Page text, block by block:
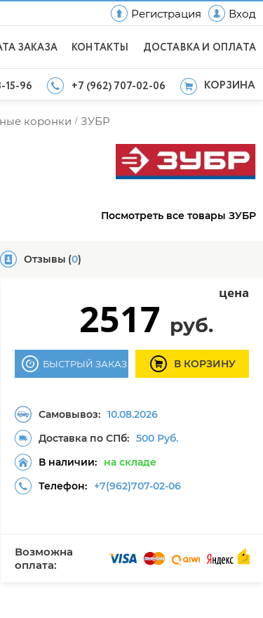
Регистрация Вход
ЗАКАЗА КОНТАКТЫ ДОСТАВКА И ОПЛАТА
15-96 +7 (962) 707-02-06 КОРЗИНА
коронки / ЗУБР
Посмотреть все товары ЗУБР
Отзывы (0)
цена
2517 руб.
БЫСТРЫЙ ЗАКАЗ В КОРЗИНУ
Самовывоз: 10.08.2026
Доставка по СПб: 500 Руб.
В наличии:
на складе
Телефон:
+7(962)707-02-06
Возможна
оплата: